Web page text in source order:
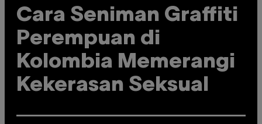
Cara Seniman Graffiti
Perempuan di
Kolombia Memerangi
Kekerasan Seksual